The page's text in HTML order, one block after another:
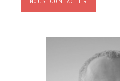
NOUS CONTACTER